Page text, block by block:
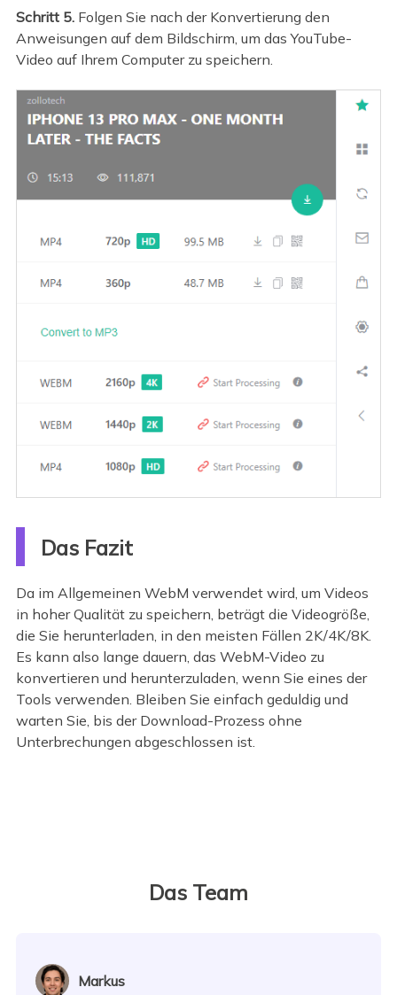
Schritt 5. Folgen Sie nach der Konvertierung den
Anweisungen auf dem Bildschirm, um das YouTube-
Video auf Ihrem Computer zu speichern.
Das Fazit
Da im Allgemeinen WebM verwendet wird, um Videos
in hoher Qualität zu speichern, beträgt die Videogröße,
die Sie herunterladen, in den meisten Fällen 2K/4K/8K.
Es kann also lange dauern, das WebM-Video zu
konvertieren und herunterzuladen, wenn Sie eines der
Tools verwenden. Bleiben Sie einfach geduldig und
warten Sie, bis der Download-Prozess ohne
Unterbrechungen abgeschlossen ist.
Das Team
Markus